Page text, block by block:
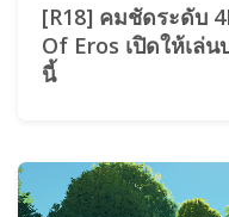
[R18] คมชัดระดับ
Of Eros เปิดให้เล่
นี้